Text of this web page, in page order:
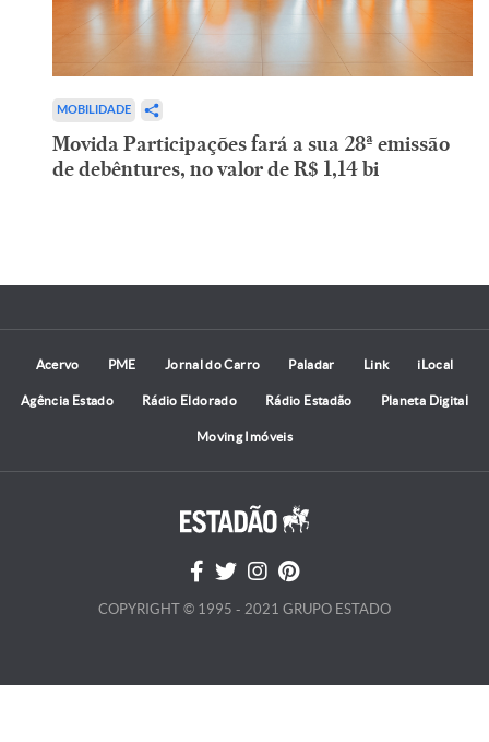
MOBILIDADE
Movida Participações fará a sua 28ª emissão
de debêntures, no valor de R$ 1,14 bi
Acervo PME Jornal do Carro Paladar Link iLocal
Agência Estado Rádio Eldorado Rádio Estadão Planeta Digital
Moving Imóveis
COPYRIGHT © 1995 - 2021 GRUPO ESTADO